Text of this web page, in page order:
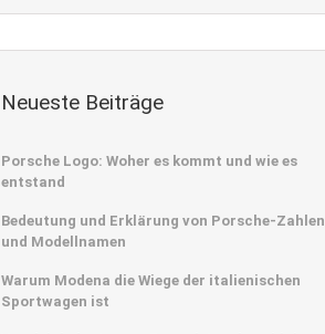
Neueste Beiträge
Porsche Logo: Woher es kommt und wie es
entstand
Bedeutung und Erklärung von Porsche-Zahlen
und Modellnamen
Warum Modena die Wiege der italienischen
Sportwagen ist